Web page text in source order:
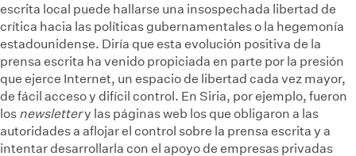
escrita local puede hallarse una insospechada libertad de
crítica hacia las políticas gubernamentales o la hegemonía
estadounidense. Diría que esta evolución positiva de la
prensa escrita ha venido propiciada en parte por la presión
que ejerce Internet, un espacio de libertad cada vez mayor,
de fácil acceso y difícil control. En Siria, por ejemplo, fueron
los newslettery las páginas web los que obligaron a las
autoridades a aflojar el control sobre la prensa escrita y a
intentar desarrollarla con el apoyo de empresas privadas